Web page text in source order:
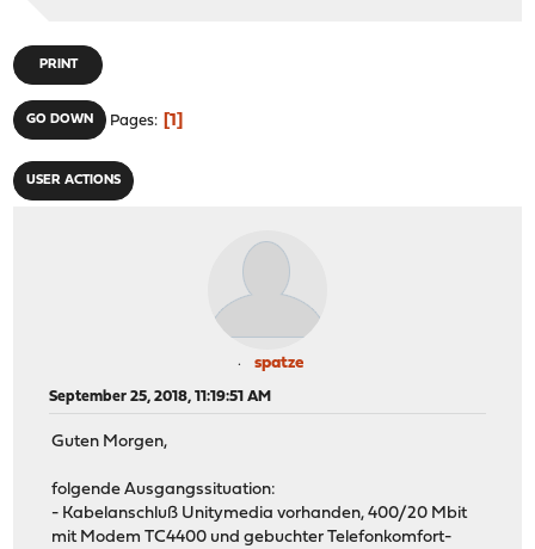
PRINT
GO DOWN Pages 1
USER ACTIONS
spatze
September 25, 2018, 11:19:51 AM
Guten Morgen,
folgende Ausgangssituation:
- Kabelanschluß Unitymedia vorhanden, 400/20 Mbit
mit Modem TC4400 und gebuchter Telefonkomfort-